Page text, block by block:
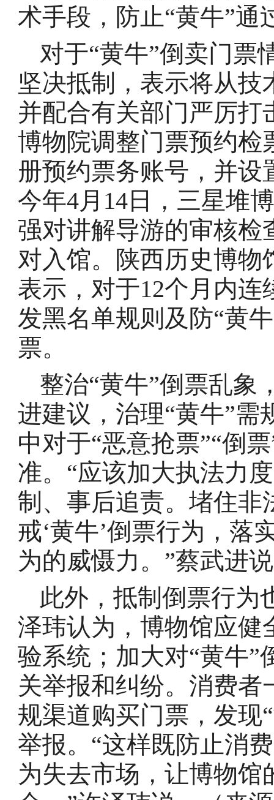
术手段，防止“黄牛”通
对于“黄牛”倒卖门票
坚决抵制，表示将从
并配合有关部门严厉打
博物院调整门票预约检
册预约票务账号，并设
今年4月14日，三星堆
强对讲解导游的审核检
对入馆。陕西历史博物
表示，对于12个月内
发黑名单规则及防“黄
票。
整治“黄牛”倒票乱象
进建议，治理“黄牛”
中对于“恶意抢票”“倒
准。“应该加大执法力
制、事后追责。堵住非
戒‘黄牛’倒票行为，落
为的威慑力。”蔡武进
此外，抵制倒票行为
泽玮认为，博物馆应健
验系统；加大对“黄牛
关举报和纠纷。消费
规渠道购买门票，发现
举报。“这样既防止消
为失去市场，让博物